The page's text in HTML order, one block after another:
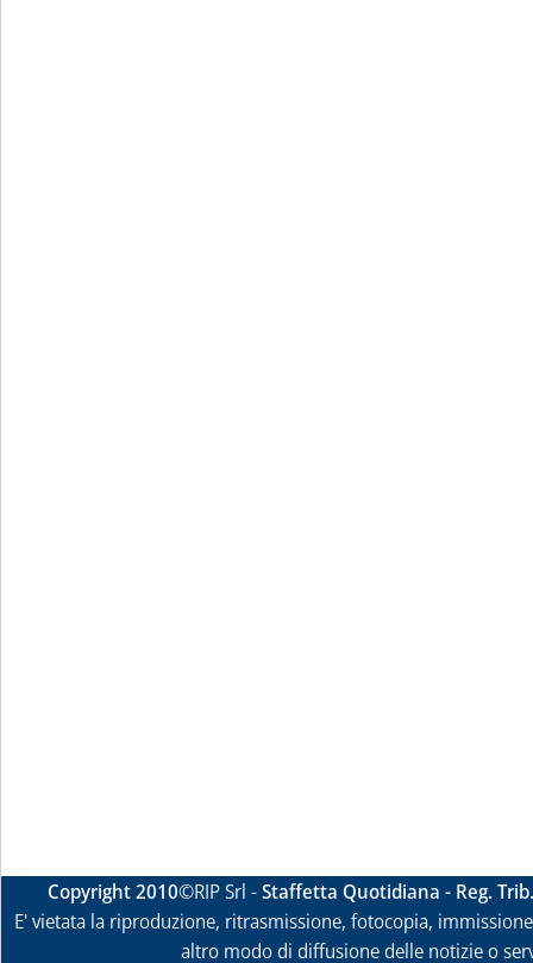
Copyright 2010©RIP Srl -Staffetta Quotidiana - Reg.
E' vietata la riproduzione, ritrasmissione, fotocopia,
altro modo di diffusione delle notizie o